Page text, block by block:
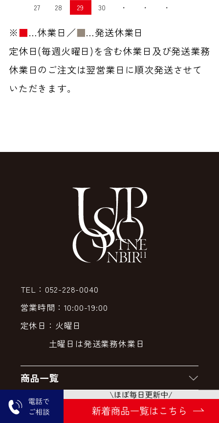
27
28 29 30 ・ ・ ・
※■…休業日／■…発送休業日
定休日(毎週火曜日)を含む休業日及び発送業務
休業日のご注文は翌営業日に順次発送させて
いただきます。
TEL：052-228-0040
営業時間：10:00-19:00
定休日：火曜日
土曜日は発送業務休業日
商品一覧
新着商品